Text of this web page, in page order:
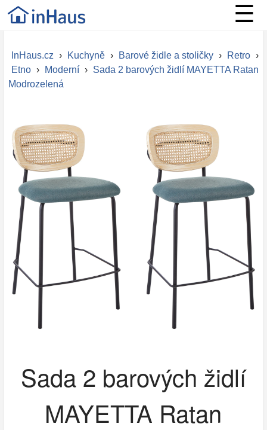
☰
InHaus.cz › Kuchyně › Barové židle a stoličky › Retro ›
Etno › Moderní › Sada 2 barových židlí MAYETTA Ratan
Modrozelená
Sada 2 barových židlí
MAYETTA Ratan